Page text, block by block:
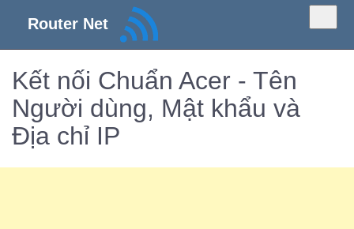
Router Net
Kết nối Chuẩn Acer - Tên
Người dùng, Mật khẩu và
Địa chỉ IP